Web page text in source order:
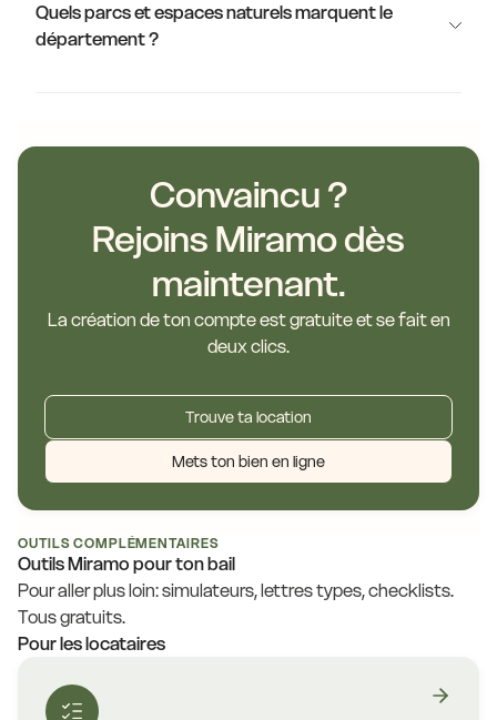
Quels parcs et espaces naturels marquent le
département ?
Convaincu ?
Rejoins Miramo dès
maintenant.
La création de ton compte est gratuite et se fait en
deux clics.
Trouve ta location
Mets ton bien en ligne
OUTILS COMPLÉMENTAIRES
Outils Miramo pour ton bail
Pour aller plus loin: simulateurs, lettres types, checklists.
Tous gratuits.
Pour les locataires